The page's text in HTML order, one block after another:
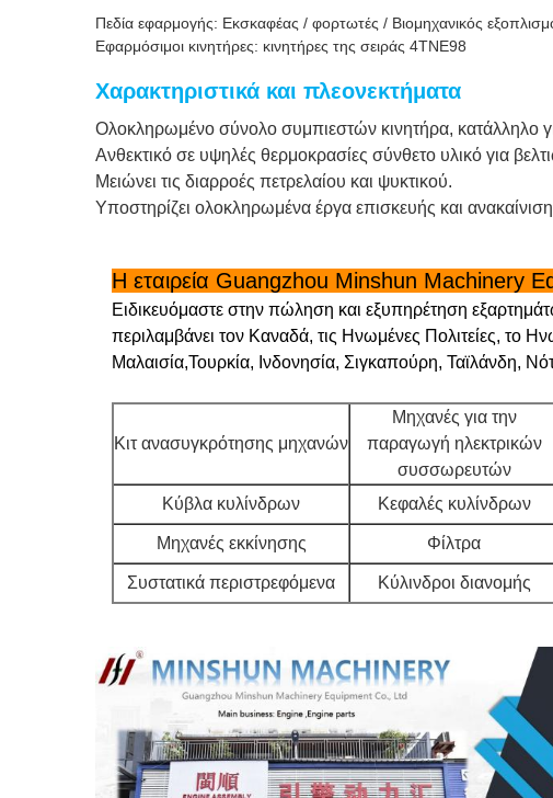
Πεδία εφαρμογής: Εκσκαφέας / φορτωτές / Βιομηχανικός
Εφαρμόσιμοι κινητήρες: κινητήρες της σειράς 4TNE98
Χαρακτηριστικά και πλεονεκτήματα
Ολοκληρωμένο σύνολο συμπιεστών κινητήρα, κατάλληλο
Ανθεκτικό σε υψηλές θερμοκρασίες σύνθετο υλικό για
Μειώνει τις διαρροές πετρελαίου και ψυκτικού.
Υποστηρίζει ολοκληρωμένα έργα επισκευής και
Η εταιρεία Guangzhou Minshun Machinery
Ειδικευόμαστε στην πώληση και εξυπηρέτηση
περιλαμβάνει τον Καναδά, τις Ηνωμένες Πολιτείες, το
Μαλαισία,Τουρκία, Ινδονησία, Σιγκαπούρη, Ταϊλάνδη,
Κιτ ανασυγκρότησης μηχανών
Μηχανές για την
παραγωγή ηλεκτρικών
συσσωρευτών
Κύβλα κυλίνδρων Κεφαλές κυλίνδρων
Μηχανές εκκίνησης Φίλτρα
Συστατικά περιστρεφόμενα Κύλινδροι διανομής